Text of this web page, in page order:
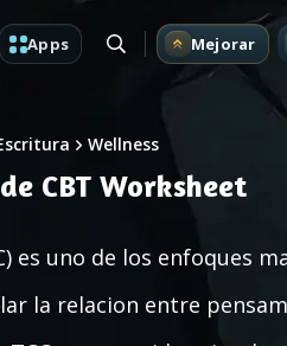
Apps Mejorar
Wellness
CBT Worksheet
es uno de los enfoques
la relacion entre